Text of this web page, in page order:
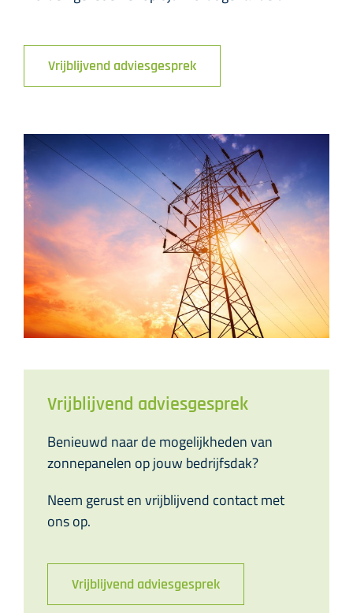
Vrijblijvend adviesgesprek
Vrijblijvend adviesgesprek
Benieuwd naar de mogelijkheden van
zonnepanelen op jouw bedrijfsdak?
Neem gerust en vrijblijvend contact met
ons op.
Vrijblijvend adviesgesprek